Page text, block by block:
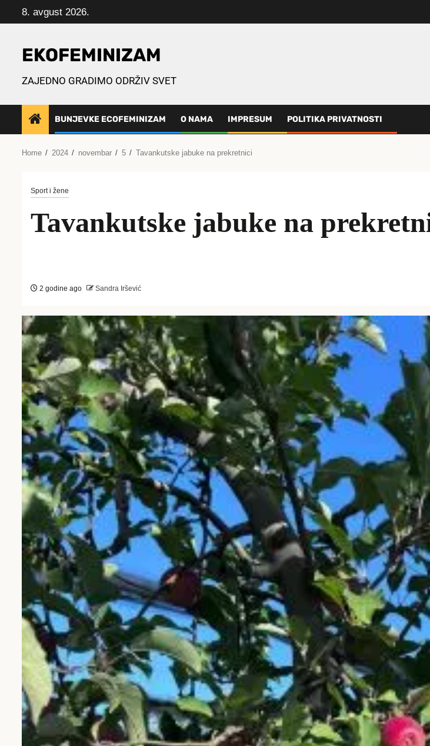
to
8. avgust 2026.
EKOFEMINIZAM
ZAJEDNO GRADIMO ODRŽIV SVET
BUNJEVKE ECOFEMINIZAM O NAMA IMPRESUM POLITIKA PRIVATNOSTI
Home 2024 novembar 5 Tavankutske jabuke na prekretnici
Sport i žene
Tavankutske jabuke na
2 godine ago Sandra Iršević